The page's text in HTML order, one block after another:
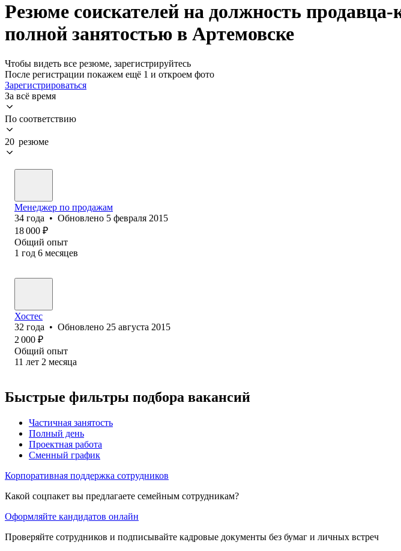
Резюме соискателей на должность
полной занятостью в Артемовске
Чтобы видеть все резюме, зарегистрируйтесь
После регистрации покажем ещё 1 и откроем фото
Зарегистрироваться
За всё время
По соответствию
20 резюме
Менеджер по продажам
34 года • Обновлено 5 февраля 2015
18 000 ₽
Общий опыт
1 год 6 месяцев
Хостес
32 года • Обновлено 25 августа 2015
2 000 ₽
Общий опыт
11 лет 2 месяца
Быстрые фильтры подбора вакансий
Частичная занятость
Полный день
Проектная работа
Сменный график
Корпоративная поддержка сотрудников
Какой соцпакет вы предлагаете семейным сотрудникам?
Оформляйте кандидатов онлайн
Проверяйте сотрудников и подписывайте кадровые документы без бумаг и личных встреч